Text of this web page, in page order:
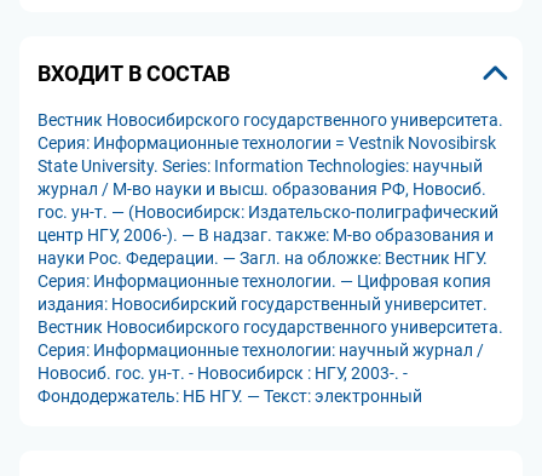
ВХОДИТ В СОСТАВ
Вестник Новосибирского государственного университета.
Серия: Информационные технологии = Vestnik Novosibirsk
State University. Series: Information Technologies: научный
журнал / М-во науки и высш. образования РФ, Новосиб.
гос. ун-т. — (Новосибирск: Издательско-полиграфический
центр НГУ, 2006-). — В надзаг. также: М-во образования и
науки Рос. Федерации. — Загл. на обложке: Вестник НГУ.
Серия: Информационные технологии. — Цифровая копия
издания: Новосибирский государственный университет.
Вестник Новосибирского государственного университета.
Серия: Информационные технологии: научный журнал /
Новосиб. гос. ун-т. - Новосибирск : НГУ, 2003-. -
Фондодержатель: НБ НГУ. — Текст: электронный